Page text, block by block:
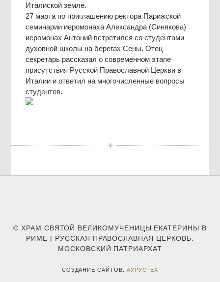
Италиской земле.
27 марта по приглашению ректора Парижской
семинарии иеромонаха Александра (Синякова)
иеромонах Антоний встретился со студентами
духовной школы на берегах Сены. Отец
секретарь рассказал о современном этапе
присутствия Русской Православной Церкви в
Италии и ответил на многочисленные вопросы
студентов.
© ХРАМ СВЯТОЙ ВЕЛИКОМУЧЕНИЦЫ ЕКАТЕРИНЫ В
РИМЕ | РУССКАЯ ПРАВОСЛАВНАЯ ЦЕРКОВЬ.
МОСКОВСКИЙ ПАТРИАРХАТ
СОЗДАНИЕ САЙТОВ: АУРУСТЕХ